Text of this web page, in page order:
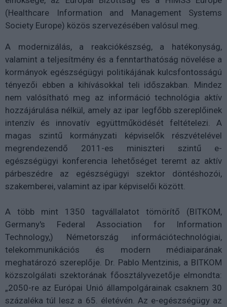
(Healthcare Information and Management Systems
Society Europe) közös szervezésében valósul meg.
A modernizálás, a reakciókészség, a hatékonyság,
valamint a teljesítmény és a fenntarthatóság növelése a
kormányok egészségügyi politikájának kulcsfontosságú
tényezői ebben a kihívásokkal teli időszakban. Mindez
nem valósítható meg az információ technológia aktív
hozzájárulása nélkül, amely az ipar legfőbb szereplőinek
intenzív és innovatív együttműködését feltételezi. A
magas szintű kormányzati képviselők részvételével
megrendezendő 2011-es miniszteri szintű e-
egészségügyi konferencia lehetőséget teremt az aktív
párbeszédre az egészségügyi szektor döntéshozói,
szakemberei, valamint az ipar képviselői között.
A több mint 1350 tagvállalatot tömörítő (BITKOM,
Germany's Federal Association for Information
Technology,) Németország információtechnológiai,
telekommunikációs és modern médiaiparának
meghatározó szereplője. Dr. Pablo Mentzinis, a BITKOM
közszolgálati szektorának főosztályvezetője elmondta:
„2050-re az Európai Unió állampolgárainak csaknem 30
százaléka túl lesz a 65. életévén. Az e-egészségügy az